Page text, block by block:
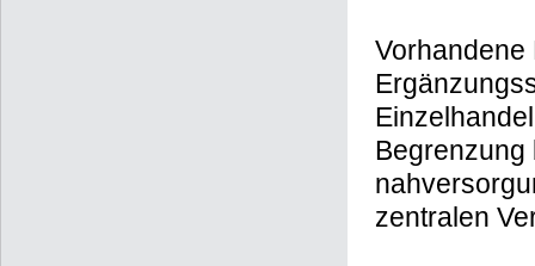
Begrenzung
zentralen